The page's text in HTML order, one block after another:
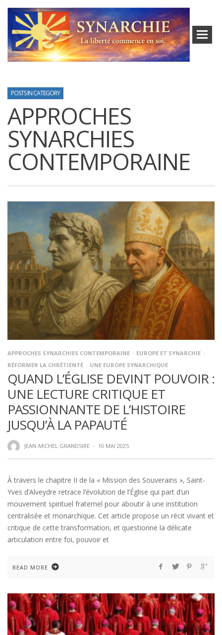
POSTS IN CATEGORY
APPROCHES
SYNARCHIES
CONTEMPORAINE
APPROCHES SYNARCHIES CONTEMPORAINE
EUROPE ET SYNARCHIE
RÉFORMER LA CHRÉTIENTÉ
UNE EUROPE SYNARCHIQUE
QUAND L’ÉGLISE DEVINT POUVOIR :
UNE LECTURE CRITIQUE ET
PASSIONNANTE DE L’HISTOIRE
JUSQU’À LA PAPAUTÉ
JEAN-MICHEL GRANDSIRE · 10 MAI 2025
À travers le chapitre II de la « Mission des Souverains », Saint-
Yves d’Alveydre retrace l’évolution de l’Église qui part d’un
mouvement spirituel fraternel pour aboutir à une institution
centralisée et monarchique. Cet article propose un récit vivant et
critique de cette transformation, et questionne la délicate
articulation entre foi, pouvoir et
READ MORE